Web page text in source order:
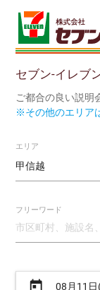
セブン-イレブ
ご都合の良い説明
※その他のエリア
エリア
フリーワード
today 08月11